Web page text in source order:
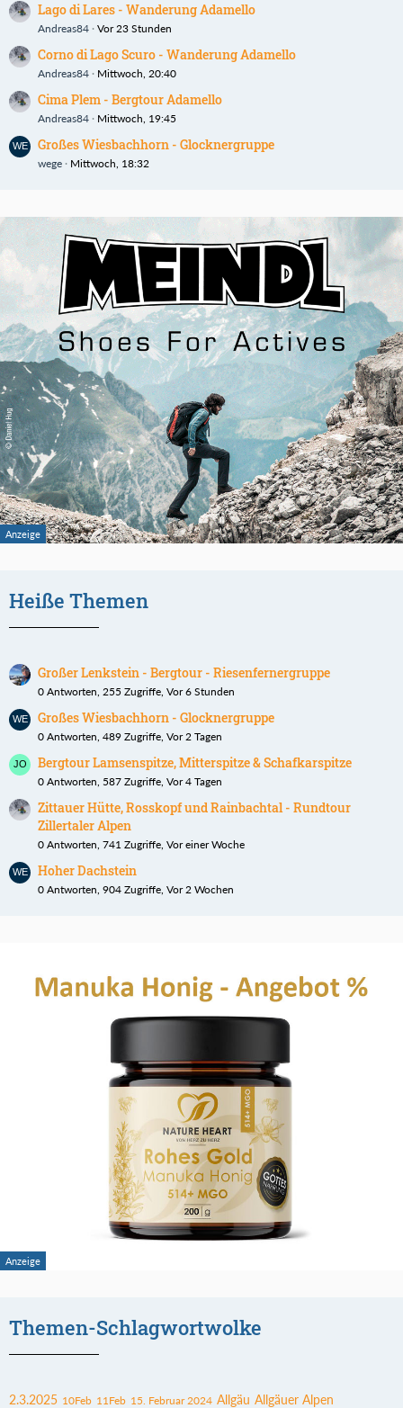
Lago di Lares - Wanderung Adamello
Andreas84 Vor 23 Stunden
Corno di Lago Scuro - Wanderung Adamello
Andreas84 Mittwoch, 20:40
Cima Plem - Bergtour Adamello
Andreas84 Mittwoch, 19:45
Großes Wiesbachhorn - Glocknergruppe
wege Mittwoch, 18:32
Heiße Themen
Großer Lenkstein - Bergtour - Riesenfernergruppe
0 Antworten, 255 Zugriffe, Vor 6 Stunden
Großes Wiesbachhorn - Glocknergruppe
0 Antworten, 489 Zugriffe, Vor 2 Tagen
Bergtour Lamsenspitze, Mitterspitze & Schafkarspitze
0 Antworten, 587 Zugriffe, Vor 4 Tagen
Zittauer Hütte, Rosskopf und Rainbachtal - Rundtour
Zillertaler Alpen
0 Antworten, 741 Zugriffe, Vor einer Woche
Hoher Dachstein
0 Antworten, 904 Zugriffe, Vor 2 Wochen
Themen-Schlagwortwolke
2.3.2025 10Feb 11Feb 15. Februar 2024 Allgäu Allgäuer Alpen